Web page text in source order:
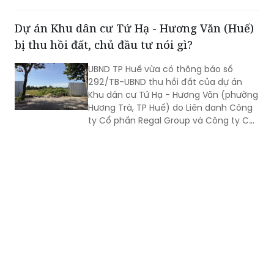
đội ngũ cán bộ đủ phẩm chất, năng
lực, trách nhiệm, đưa các chủ trương
chuyển biến rõ nét trong phát triển kinh
tế - xã hội và nâng cao đời sống Nhân
dân.
Dự án Khu dân cư Tứ Hạ - Hương Văn (Huế)
bị thu hồi đất, chủ đầu tư nói gì?
UBND TP Huế vừa có thông báo số
292/TB-UBND thu hồi đất của dự án
Khu dân cư Tứ Hạ - Hương Văn (phường
Hương Trà, TP Huế) do Liên danh Công
ty Cổ phần Regal Group và Công ty Cổ